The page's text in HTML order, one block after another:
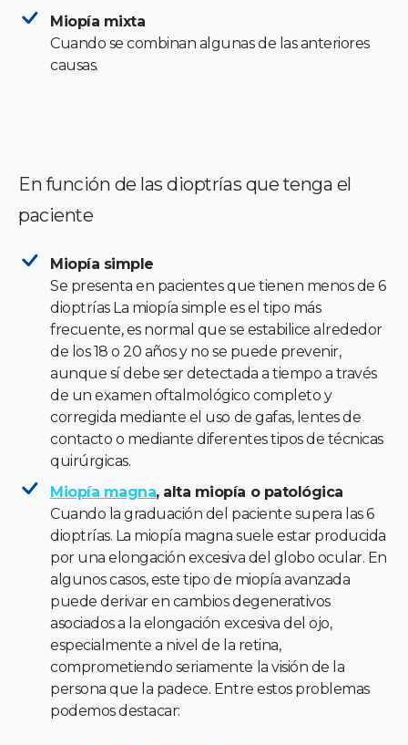
Miopía mixta
Cuando se combinan algunas de las anteriores
causas.
En función de las dioptrías que tenga el
paciente
Miopía simple
Se presenta en pacientes que tienen menos de 6
dioptrías La miopía simple es el tipo más
frecuente, es normal que se estabilice alrededor
de los 18 o 20 años y no se puede prevenir,
aunque sí debe ser detectada a tiempo a través
de un examen oftalmológico completo y
corregida mediante el uso de gafas, lentes de
contacto o mediante diferentes tipos de técnicas
quirúrgicas.
Miopía magna, alta miopía o patológica
Cuando la graduación del paciente supera las 6
dioptrías. La miopía magna suele estar producida
por una elongación excesiva del globo ocular. En
algunos casos, este tipo de miopía avanzada
puede derivar en cambios degenerativos
asociados a la elongación excesiva del ojo,
especialmente a nivel de la retina,
comprometiendo seriamente la visión de la
persona que la padece. Entre estos problemas
podemos destacar: